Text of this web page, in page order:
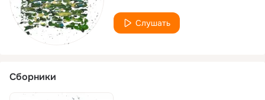
Слушать
Сборники